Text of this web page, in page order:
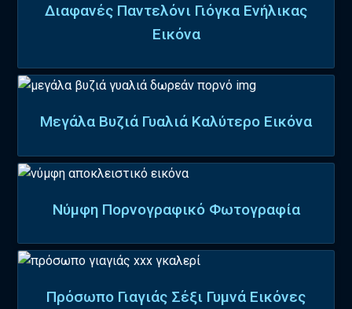
Διαφανές Παντελόνι Γιόγκα Ενήλικας
Εικόνα
Μεγάλα Βυζιά Γυαλιά Καλύτερο Εικόνα
Νύμφη Πορνογραφικό Φωτογραφία
Πρόσωπο Γιαγιάς Σέξι Γυμνά Εικόνες